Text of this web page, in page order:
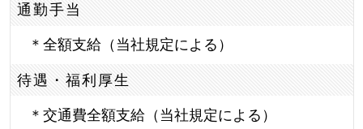
通勤手当
＊全額支給（当社規定による）
待遇・福利厚生
＊交通費全額支給（当社規定による）